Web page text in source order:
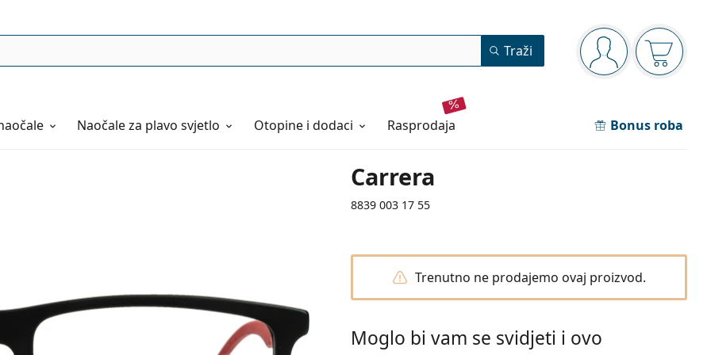
Navigacijska ploča
ste prijavljeni
Traži
Naočaleza plavo svjetlo Otopine i dodaci rasprodaja Bonus roba
Carrera
8839 003 17 55
Trenutno ne prodajemo ovaj proizvod.
Moglo bi vam se svidjeti i ovo